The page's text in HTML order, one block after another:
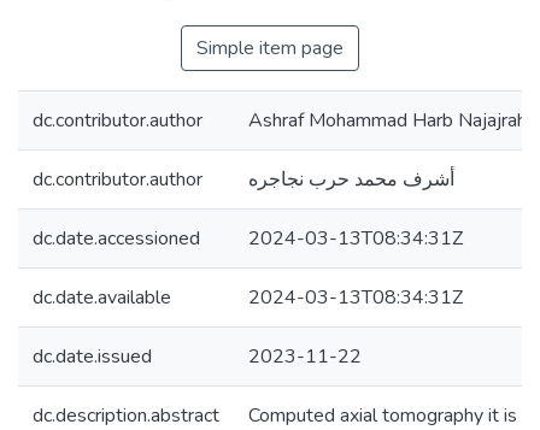
Simple item page
dc.contributor.author Ashraf Mohammad Harb Najajrah
dc.contributor.author أشرف محمد حرب نجاجره
dc.date.accessioned 2024-03-13T08:34:31Z
dc.date.available 2024-03-13T08:34:31Z
dc.date.issued 2023-11-22
dc.description.abstract
Computed axial tomography it is a